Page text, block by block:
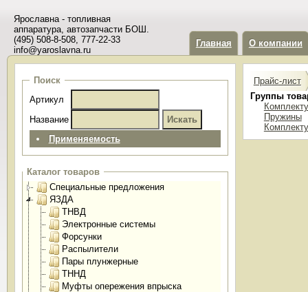
Ярославна - топливная
аппаратура, автозапчасти БОШ.
(495) 508-8-508, 777-22-33
info@yaroslavna.ru
Главная О компании
Поиск
Артикул
Название
Применяемость
Каталог товаров
Специальные предложения
ЯЗДА
ТНВД
Электронные системы
Форсунки
Распылители
Пары плунжерные
ТННД
Муфты опережения впрыска
Прайс-лист
Группы
Пружины